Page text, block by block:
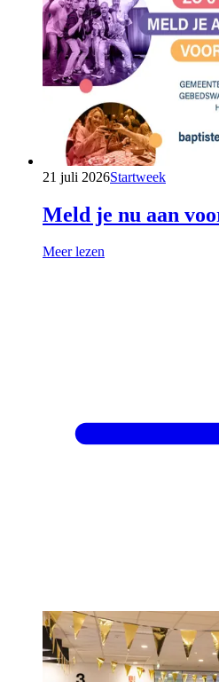
21 juli 2026Startweek
Meld je nu aan
Meer lezen